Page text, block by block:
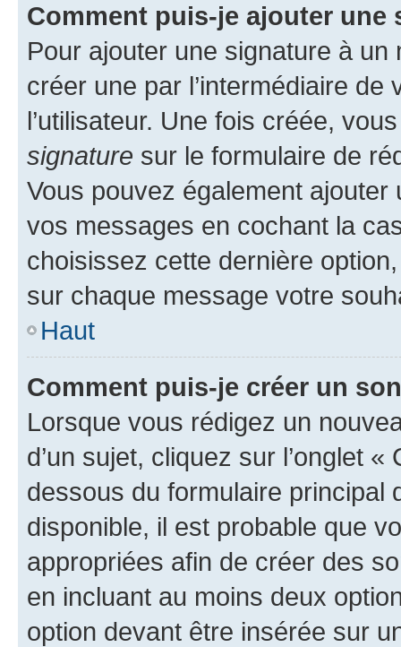
Comment puis-je ajouter une
Pour ajouter une signature à un
créer une par l’intermédiaire
l’utilisateur. Une fois créée,
signature sur le formulaire de
Vous pouvez également
vos messages en cochant la
choisissez cette dernière
sur chaque message votre
Haut
Comment puis-je créer un
Lorsque vous rédigez un
d’un sujet, cliquez sur l’onglet
dessous du formulaire principal
disponible, il est probable que
appropriées afin de créer des
en incluant au moins deux
option devant être insérée sur